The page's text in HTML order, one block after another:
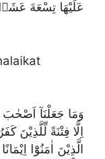
عَلَيْهَا تِسْعَةَ عَشَرَۗ
وَمَا جَعَلْنَآ
اِلَّا فِتْنَةً لِّلَّذِيْنَ
الَّذِيْنَ اٰمَنُوْٓا